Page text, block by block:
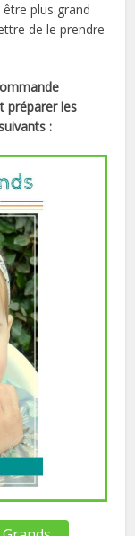
plus grand
de le prendre
préparer les
: